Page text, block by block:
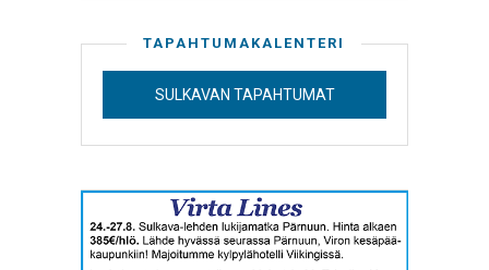
TAPAHTUMAKALENTERI
SULKAVAN TAPAHTUMAT